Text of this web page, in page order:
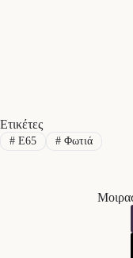
Ετικέτες
#Ε65 #Φωτιά